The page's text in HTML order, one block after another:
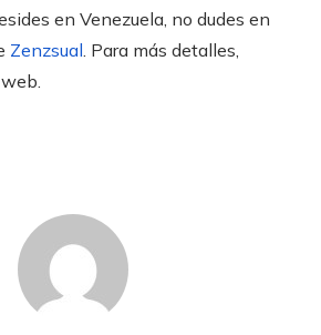
en Venezuela, no dudes en
Zenzsual . Para más detalles,